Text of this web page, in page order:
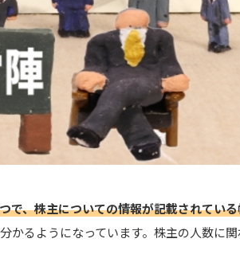
で、株主についての情報が記載されてい
かるようになっています。株主の人数に